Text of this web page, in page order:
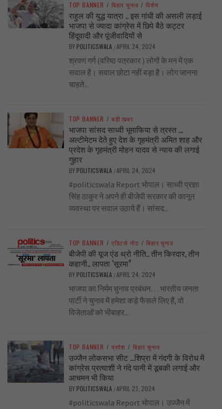
TOP BANNER / बिहार चुनाव / विशेष
राहुल की युद्ध यात्रा .. इस गांधी की असली लड़ाई
भाजपा से ज्यादा कांग्रेस में छिपे बैठे कट्टर
हिंदूवादी और पूंजीवादियों से
BY POLITICSWALA /APRIL 24, 2024
श्रवण गर्ग (वरिष्ठ पत्रकार ) लोगों के मन में एक
सवाल है। सवाल छोटा नहीं बड़ा है। लोग जानना
चाहते...
TOP BANNER / बड़ी खबर
भाजपा सांसद साध्वी भूमाफिया से त्रस्त …
अल्टीमेटम देते हुए देश के गृहमंत्री अमित शाह और
प्रदेश के गृहमंत्री मोहन यादव से न्याय की लगाई
गुहार
BY POLITICSWALA /APRIL 24, 2024
#politicswala Report भोपाल। साध्वी प्रज्ञा
सिंह ठाकुर ने अपने ही बीजेपी सरकार की कानून
व्यवस्था पर सवाल उठाये हैं। सांसद...
TOP BANNER / एडिटर्स नोट / बिहार चुनाव
बीजेपी की यूज एंड थ्रो नीति.. तीन किरदार, तीन
कहानी.. लापता ‘सूरमा”
BY POLITICSWALA /APRIL 24, 2024
भाजपा का निर्मम चुनाव प्रबंधन… भारतीय जनता
पार्टी ने चुनाव में हमेशा कड़े फैसले लिए हैं, वो
विजेताओं को भीबाहर...
TOP BANNER / प्रदेश / बिहार चुनाव
उज्जैन लोकसभा सीट …शिप्रा में गंदगी के विरोध में
कांग्रेस प्रत्याशी ने गंदे पानी में डूबकी लगाई और
आचमन भी किया
BY POLITICSWALA /APRIL 23, 2024
#politicswala Report भोपाल। उज्जैन में